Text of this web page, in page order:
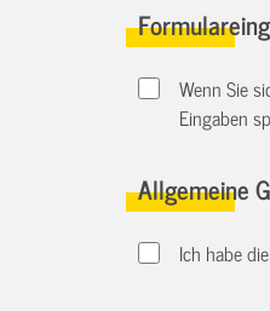
Wenn Sie
Eingaben
Allgemeine
Ich habe